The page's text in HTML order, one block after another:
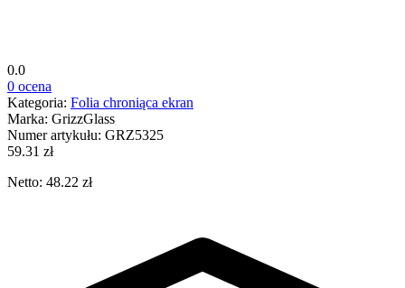
0.0
0 ocena
Kategoria: Folia chroniąca ekran
Marka: GrizzGlass
Numer artykułu: GRZ5325
59.31 zł
Netto: 48.22 zł